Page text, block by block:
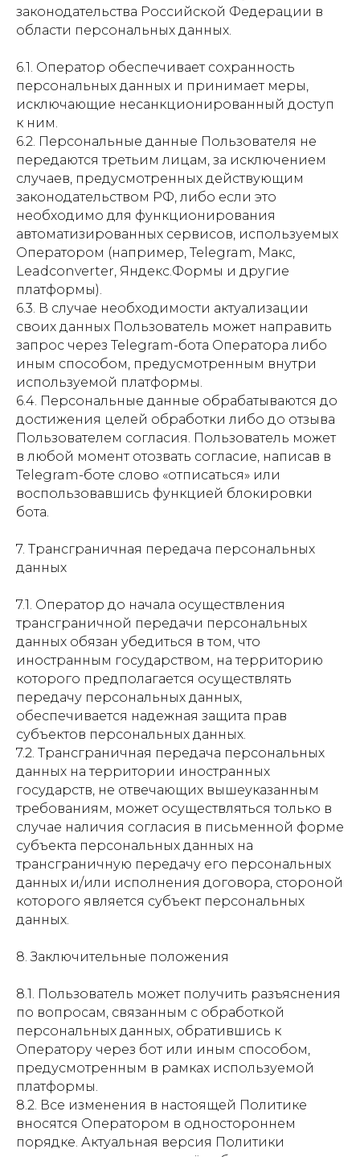
законодательства Российской Федерации в
области персональных данных.
6.1. Оператор обеспечивает сохранность
персональных данных и принимает меры,
исключающие несанкционированный доступ
к ним.
6.2. Персональные данные Пользователя не
передаются третьим лицам, за исключением
случаев, предусмотренных действующим
законодательством РФ, либо если это
необходимо для функционирования
автоматизированных сервисов, используемых
Оператором (например, Telegram, Макс,
Leadconverter, Яндекс.Формы и другие
платформы).
6.3. В случае необходимости актуализации
своих данных Пользователь может направить
запрос через Telegram-бота Оператора либо
иным способом, предусмотренным внутри
используемой платформы.
6.4. Персональные данные обрабатываются до
достижения целей обработки либо до отзыва
Пользователем согласия. Пользователь может
в любой момент отозвать согласие, написав в
Telegram-боте слово «отписаться» или
воспользовавшись функцией блокировки
бота.
7. Трансграничная передача персональных
данных
7.1. Оператор до начала осуществления
трансграничной передачи персональных
данных обязан убедиться в том, что
иностранным государством, на территорию
которого предполагается осуществлять
передачу персональных данных,
обеспечивается надежная защита прав
субъектов персональных данных.
7.2. Трансграничная передача персональных
данных на территории иностранных
государств, не отвечающих вышеуказанным
требованиям, может осуществляться только в
случае наличия согласия в письменной форме
субъекта персональных данных на
трансграничную передачу его персональных
данных и/или исполнения договора, стороной
которого является субъект персональных
данных.
8. Заключительные положения
8.1. Пользователь может получить разъяснения
по вопросам, связанным с обработкой
персональных данных, обратившись к
Оператору через бот или иным способом,
предусмотренным в рамках используемой
платформы.
8.2. Все изменения в настоящей Политике
вносятся Оператором в одностороннем
порядке. Актуальная версия Политики